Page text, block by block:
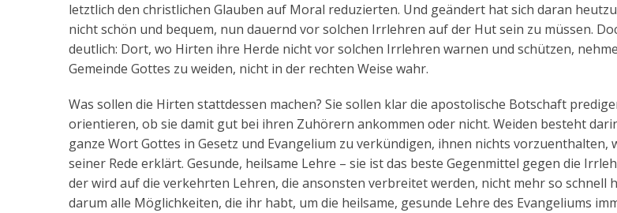
letztlich den christlichen Glauben auf Moral reduzierten. Und geändert hat sich daran
nicht schön und bequem, nun dauernd vor solchen Irrlehren auf der Hut sein zu müssen.
deutlich: Dort, wo Hirten ihre Herde nicht vor solchen Irrlehren warnen und schützen,
Gemeinde Gottes zu weiden, nicht in der rechten Weise wahr.
Was sollen die Hirten stattdessen machen? Sie sollen klar die apostolische Botschaft
orientieren, ob sie damit gut bei ihren Zuhörern ankommen oder nicht. Weiden besteht
ganze Wort Gottes in Gesetz und Evangelium zu verkündigen, ihnen nichts vorzuenthalten,
seiner Rede erklärt. Gesunde, heilsame Lehre – sie ist das beste Gegenmittel gegen die
der wird auf die verkehrten Lehren, die ansonsten verbreitet werden, nicht mehr so schnell
darum alle Möglichkeiten, die ihr habt, um die heilsame, gesunde Lehre des Evangeliums